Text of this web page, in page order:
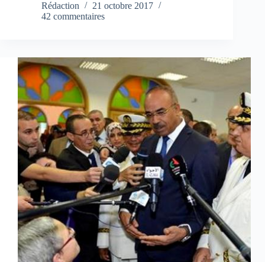
Rédaction
21 octobre 2017
42 commentaires